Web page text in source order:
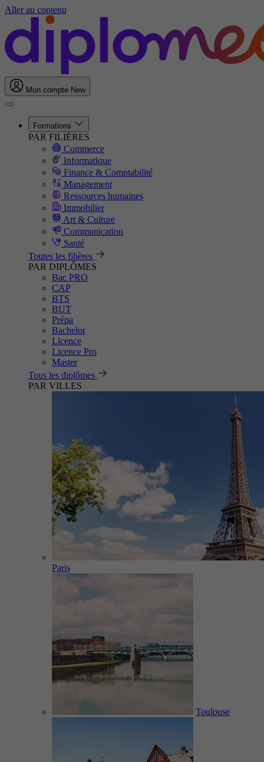
Aller au contenu
Mon compte New
Formations
PAR FILIÈRES
Commerce
Informatique
Finance & Comptabilité
Management
Ressources humaines
Immobilier
Art & Culture
Communication
Santé
Toutes les filières
PAR DIPLÔMES
Bac PRO
CAP
BTS
BUT
Prépa
Bachelor
Licence
Licence Pro
Master
Tous les diplômes
PAR VILLES
Paris
Toulouse